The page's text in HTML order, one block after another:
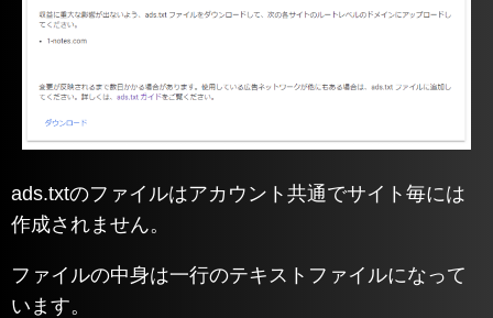
ads.txtのファイルはアカウント共通でサイト毎には
作成されません。
ファイルの中身は一行のテキストファイルになって
います。